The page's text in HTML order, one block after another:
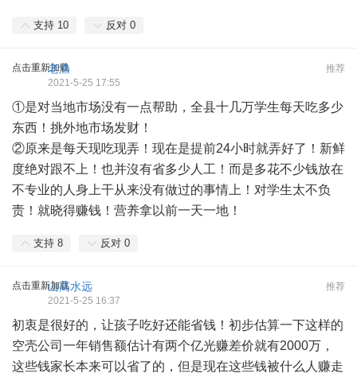
支持 10 反对 0
点击重新加载 推荐
老渔
2021-5-25 17:55
①是对当地市场没有一点帮助，全县十几万学生每天吃多少
东西！挑外地市场发财！
②原来是每天现吃现弄！现在是提前24小时就弄好了！新鲜
度绝对跟不上！也并沒有省多少人工！而是多花不少钱放在
不专业的人身上干从来没有做过的事情上！对学生太不负
责！就晓得赚钱！营养拿以前一天一地！
支持 8 反对 0
点击重新加载 推荐
山高水远
2021-5-25 16:37
初衷是很好的，让孩子吃好还能省钱！初步估算一下这样的
空壳公司一年销售额估计有两个亿光赚差价就有2000万，
这些钱家长本来可以省了的，但是现在这些钱被什么人赚走